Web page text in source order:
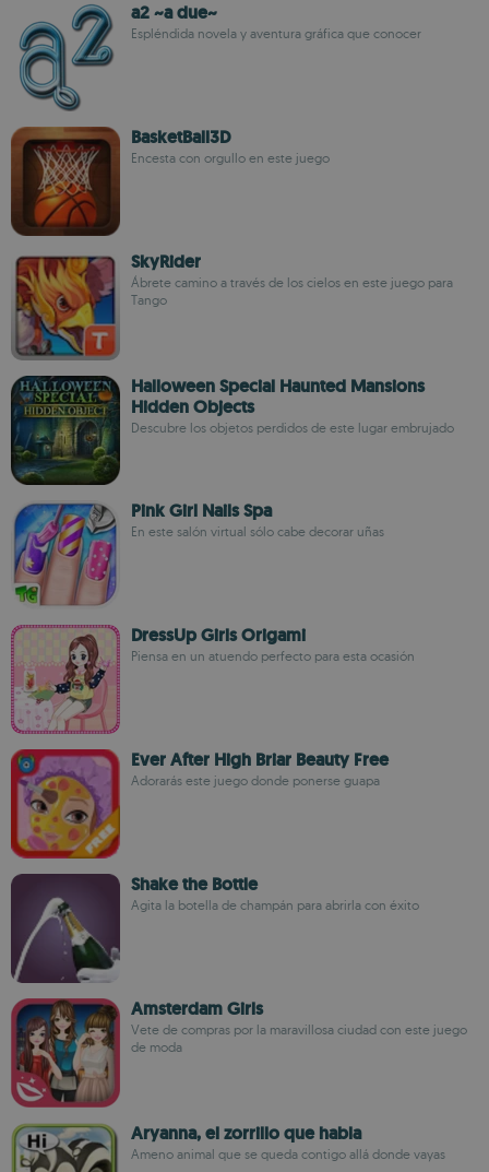
a2 ~a due~
Espléndida novela y aventura gráfica que conocer
BasketBall3D
Encesta con orgullo en este juego
SkyRider
Ábrete camino a través de los cielos en este juego para
Tango
Halloween Special Haunted Mansions
Hidden Objects
Descubre los objetos perdidos de este lugar embrujado
Pink Girl Nails Spa
En este salón virtual sólo cabe decorar uñas
DressUp Girls Origami
Piensa en un atuendo perfecto para esta ocasión
Ever After High Briar Beauty Free
Adorarás este juego donde ponerse guapa
Shake the Bottle
Agita la botella de champán para abrirla con éxito
Amsterdam Girls
Vete de compras por la maravillosa ciudad con este juego
de moda
Aryanna, el zorrillo que habla
Ameno animal que se queda contigo allá donde vayas